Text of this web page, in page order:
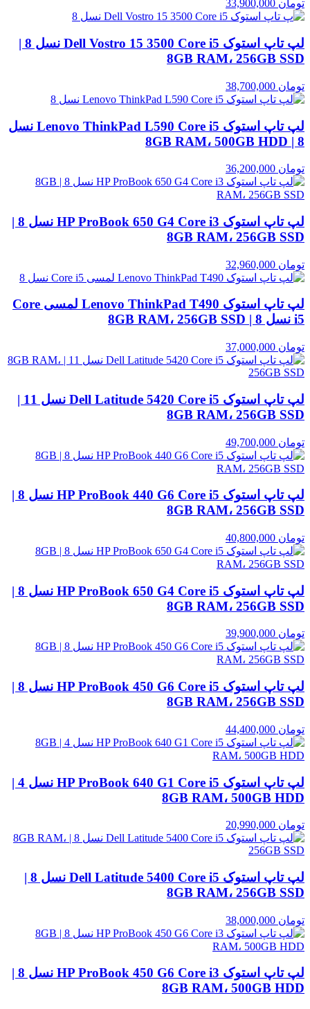
تومان
لپ تاپ استوک Dell Vostro 15 3500 Core i5 نسل 8 |
8GB RAM، 256GB SSD
تومان
لپ تاپ استوک Lenovo ThinkPad L590 Core i5 نسل
8 | 8GB RAM، 500GB HDD
تومان
لپ تاپ استوک HP ProBook 650 G4 Core i3 نسل 8 |
8GB RAM، 256GB SSD
تومان
لپ تاپ استوک Lenovo ThinkPad T490 لمسی Core
i5 نسل 8 | 8GB RAM، 256GB SSD
تومان
لپ تاپ استوک Dell Latitude 5420 Core i5 نسل 11 |
8GB RAM، 256GB SSD
تومان
لپ تاپ استوک HP ProBook 440 G6 Core i5 نسل 8 |
8GB RAM، 256GB SSD
تومان
لپ تاپ استوک HP ProBook 650 G4 Core i5 نسل 8 |
8GB RAM، 256GB SSD
تومان
لپ تاپ استوک HP ProBook 450 G6 Core i5 نسل 8 |
8GB RAM، 256GB SSD
تومان
لپ تاپ استوک HP ProBook 640 G1 Core i5 نسل 4 |
8GB RAM، 500GB HDD
تومان
لپ تاپ استوک Dell Latitude 5400 Core i5 نسل 8 |
8GB RAM، 256GB SSD
تومان
لپ تاپ استوک HP ProBook 450 G6 Core i3 نسل 8 |
8GB RAM، 500GB HDD